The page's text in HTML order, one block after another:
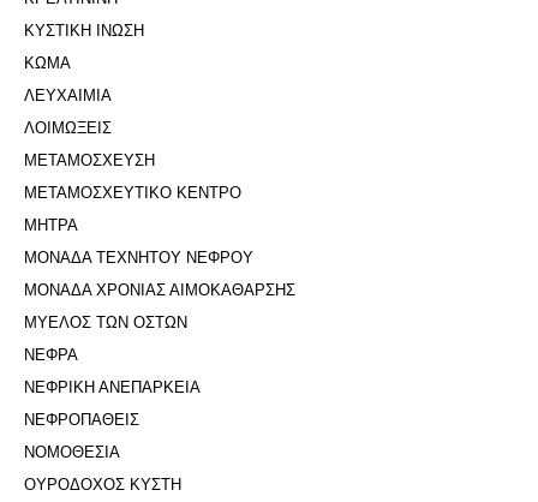
ΚΥΣΤΙΚΗ ΙΝΩΣΗ
ΚΩΜΑ
ΛΕΥΧΑΙΜΙΑ
ΛΟΙΜΩΞΕΙΣ
ΜΕΤΑΜΟΣΧΕΥΣΗ
ΜΕΤΑΜΟΣΧΕΥΤΙΚΟ ΚΕΝΤΡΟ
ΜΗΤΡΑ
ΜΟΝΑΔΑ ΤΕΧΝΗΤΟΥ ΝΕΦΡΟΥ
ΜΟΝΑΔΑ ΧΡΟΝΙΑΣ ΑΙΜΟΚΑΘΑΡΣΗΣ
ΜΥΕΛΟΣ ΤΩΝ ΟΣΤΩΝ
ΝΕΦΡΑ
ΝΕΦΡΙΚΗ ΑΝΕΠΑΡΚΕΙΑ
ΝΕΦΡΟΠΑΘΕΙΣ
ΝΟΜΟΘΕΣΙΑ
ΟΥΡΟΔΟΧΟΣ ΚΥΣΤΗ